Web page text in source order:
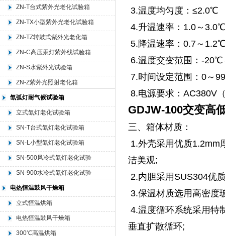
ZN-T台式紫外光老化试验箱
ZN-TX小型紫外光老化试验箱
ZN-TZ转鼓式紫外光老化箱
ZN-C高压汞灯紫外线试验箱
ZN-S水紫外光试验箱
ZN-Z紫外光照射老化箱
氙弧灯耐气候试验箱
立式氙灯老化试验箱
SN-T台式氙灯老化试验箱
SN-L小型氙灯老化试验箱
SN-500风冷式氙灯老化试验
箱
SN-900水冷式氙灯老化试验
箱
电热恒温鼓风干燥箱
立式恒温烘箱
电热恒温鼓风干燥箱
300℃高温烘箱
3.温度均匀度：≤2.0℃
4.升温速率：1.0～
5.降温速率：0.7～
6.温度交变范围：-
7.时间设定范围：0～
8.电源要求：AC380V
GDJW-100交变高
三、箱体材质：
1.外壳采用优质1.2mm
洁美观;
2.内胆采用SUS304优
3.保温材质选用高密度
4.温度循环系统采用特
垂直扩散循环;